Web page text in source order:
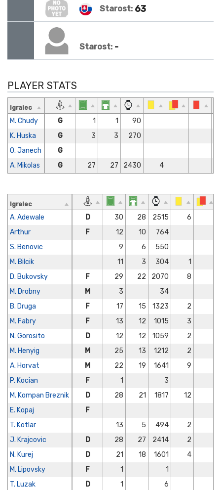
Starost: 63
Starost: -
PLAYER STATS
Igralec
M. Chudy G 1 1
90
K. Huska
G 3 3
270
O. Janech
G
A. Mikolas
G 27 27 2430 4
Igralec
A. Adewale D 30 28 2515
6
Arthur
F 12 10
764
S. Benovic
9 6
550
M. Bilcik
11 3 304
1
D. Bukovsky
F 29 22 2070
8
M. Drobny
M 3
34
B. Druga
F 17 15 1323
2
M. Fabry
F 13 12 1015
3
N. Gorosito
D 12 12 1059
2
M. Henyig
M 25 13 1212
2
A. Horvat
M 22 19 1641
9
P. Kocian
F 1
3
M. Kompan Breznik
D 28 21 1817
12
E. Kopaj
F
T. Kotlar
13 5 494
2
J. Krajcovic
D 28 27 2414
2
N. Kurej
D 21 18 1601
4
M. Lipovsky
F 1
1
T. Luzak
D 1
6